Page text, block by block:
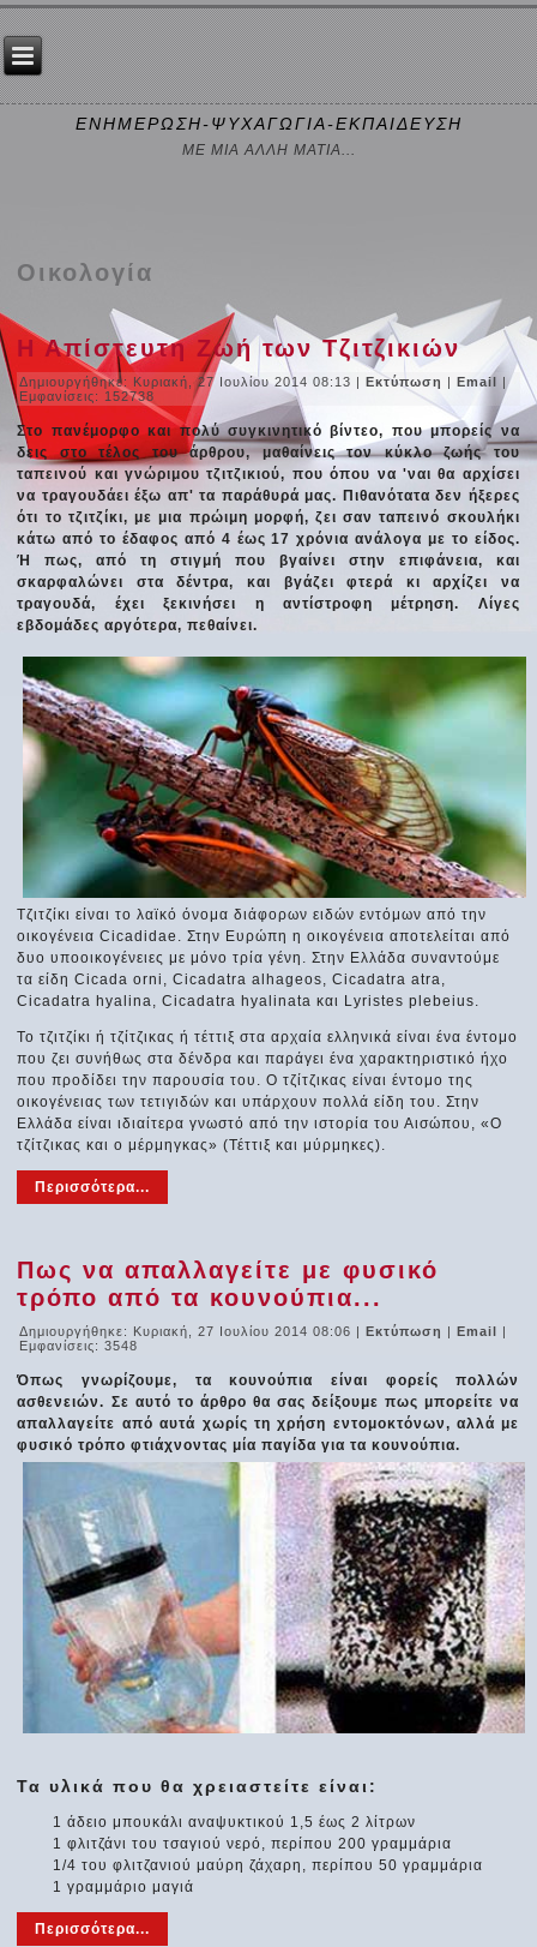
ΕΝΗΜΕΡΩΣΗ-ΨΥΧΑΓΩΓΙΑ-ΕΚΠΑΙΔΕΥΣΗ
ΜΕ ΜΙΑ ΑΛΛΗ ΜΑΤΙΑ...
Οικολογία
Η Απίστευτη Ζωή των Τζιτζικιών
Δημιουργήθηκε: Κυριακή, 27 Ιουλίου 2014 08:13 |Εκτύπωση |Email |
Εμφανίσεις: 152738
Στο πανέμορφο και πολύ συγκινητικό βίντεο, που μπορείς να
δεις στο τέλος του άρθρου, μαθαίνεις τον κύκλο ζωής του
ταπεινού και γνώριμου τζιτζικιού, που όπου να 'ναι θα αρχίσει
να τραγουδάει έξω απ' τα παράθυρά μας. Πιθανότατα δεν ήξερες
ότι το τζιτζίκι, με μια πρώιμη μορφή, ζει σαν ταπεινό σκουλήκι
κάτω από το έδαφος από 4 έως 17 χρόνια ανάλογα με το είδος.
Ή πως, από τη στιγμή που βγαίνει στην επιφάνεια, και
σκαρφαλώνει στα δέντρα, και βγάζει φτερά κι αρχίζει να
τραγουδά, έχει ξεκινήσει η αντίστροφη μέτρηση. Λίγες
εβδομάδες αργότερα, πεθαίνει.
Τζιτζίκι είναι το λαϊκό όνομα διάφορων ειδών εντόμων από την
οικογένεια Cicadidae. Στην Ευρώπη η οικογένεια αποτελείται από
δυο υποοικογένειες με μόνο τρία γένη. Στην Ελλάδα συναντούμε
τα είδη Cicada orni, Cicadatra alhageos, Cicadatra atra,
Cicadatra hyalina, Cicadatra hyalinata και Lyristes plebeius.
Το τζιτζίκι ή τζίτζικας ή τέττιξ στα αρχαία ελληνικά είναι ένα έντομο
που ζει συνήθως στα δένδρα και παράγει ένα χαρακτηριστικό ήχο
που προδίδει την παρουσία του. Ο τζίτζικας είναι έντομο της
οικογένειας των τετιγιδών και υπάρχουν πολλά είδη του. Στην
Ελλάδα είναι ιδιαίτερα γνωστό από την ιστορία του Αισώπου, «Ο
τζίτζικας και ο μέρμηγκας» (Τέττιξ και μύρμηκες).
Περισσότερα...
Πως να απαλλαγείτε με φυσικό
τρόπο από τα κουνούπια...
Δημιουργήθηκε: Κυριακή, 27 Ιουλίου 2014 08:06 |Εκτύπωση |Email |
Εμφανίσεις: 3548
Όπως γνωρίζουμε, τα κουνούπια είναι φορείς πολλών
ασθενειών. Σε αυτό το άρθρο θα σας δείξουμε πως μπορείτε να
απαλλαγείτε από αυτά χωρίς τη χρήση εντομοκτόνων, αλλά με
φυσικό τρόπο φτιάχνοντας μία παγίδα για τα κουνούπια.
Τα υλικά που θα χρειαστείτε είναι:
1 άδειο μπουκάλι αναψυκτικού 1,5 έως 2 λίτρων
1 φλιτζάνι του τσαγιού νερό, περίπου 200 γραμμάρια
1/4 του φλιτζανιού μαύρη ζάχαρη, περίπου 50 γραμμάρια
1 γραμμάριο μαγιά
Περισσότερα...